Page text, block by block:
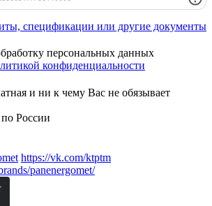
спецификации или другие документы
персональных данных
конфиденциальности
и ни к чему Вас не обязывает
России
https://vk.com/ktptm
panenergomet/